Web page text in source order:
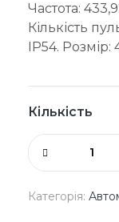
Частота:
Кількість
IP54.
Кількість
Категорія: